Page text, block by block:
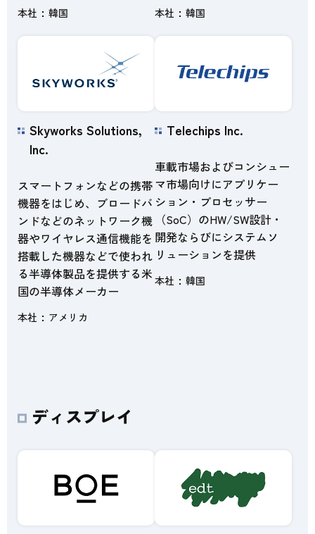
本社 韓国 本社 韓国
Skyworks Solutions,
Inc.
本社 アメリカ
スマートフォンなどの携帯
機器をはじめ、ブロードバ
ンドなどのネットワーク機
器やワイヤレス通信機能を
搭載した機器などで使われ
る半導体製品を提供する米
国の半導体メーカー
Telechips Inc.
本社 韓国
車載市場およびコンシュー
マ市場向けにアプリケー
ション・プロセッサー
（SoC）のHW/SW設計・
開発ならびにシステムソ
リューションを提供
ディスプレイ